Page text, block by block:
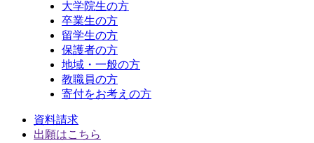
大学院生の方
卒業生の方
留学生の方
保護者の方
地域・一般の方
教職員の方
寄付をお考えの方
資料請求
出願はこちら